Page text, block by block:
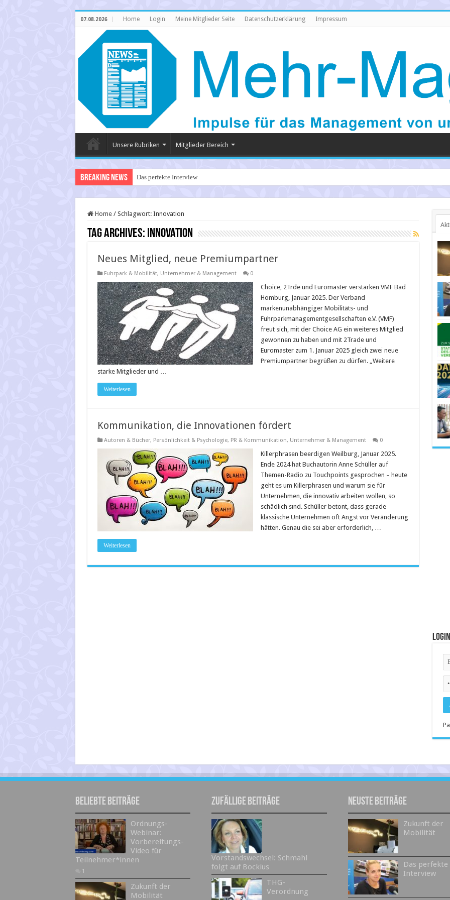
07.08.2026 Home Login Meine Mitglieder Seite Datenschutzerklärung Impressum
Unsere Rubriken Mitglieder Bereich
Breaking News Das perfekte Interview
Home / Schlagwort: Innovation
Tag Archives: Innovation
Neues Mitglied, neue Premiumpartner
Fuhrpark & Mobilität, Unternehmer & Management 0
Choice, 2Trde und Euromaster verstärken VMF Bad
Homburg, Januar 2025. Der Verband
markenunabhängiger Mobilitäts- und
Fuhrparkmanagementgesellschaften e.V. (VMF)
freut sich, mit der Choice AG ein weiteres Mitglied
gewonnen zu haben und mit 2Trade und
Euromaster zum 1. Januar 2025 gleich zwei neue
Premiumpartner begrüßen zu dürfen. „Weitere
starke Mitglieder und …
Weiterlesen
Kommunikation, die Innovationen fördert
Autoren & Bücher, Persönlichkeit & Psychologie, PR & Kommunikation, Unternehmer & Management 0
Killerphrasen beerdigen Weilburg, Januar 2025.
Ende 2024 hat Buchautorin Anne Schüller auf
Themen-Radio zu Touchpoints gesprochen – heute
geht es um Killerphrasen und warum sie für
Unternehmen, die innovativ arbeiten wollen, so
schädlich sind. Schüller betont, dass gerade
klassische Unternehmen oft Angst vor Veränderung
hätten. Genau die sei aber erforderlich, …
Weiterlesen
Login
Beliebte Beiträge
Ordnungs-
Webinar:
Vorbereitungs-
Video für
Teilnehmer*innen
1
Zukunft der
Mobilität
Zufällige Beiträge
Vorstandswechsel: Schmahl
folgt auf Bockius
THG-
Verordnung
Neuste Beiträge
Zukunft der
Mobilität
Das perfekte
Interview